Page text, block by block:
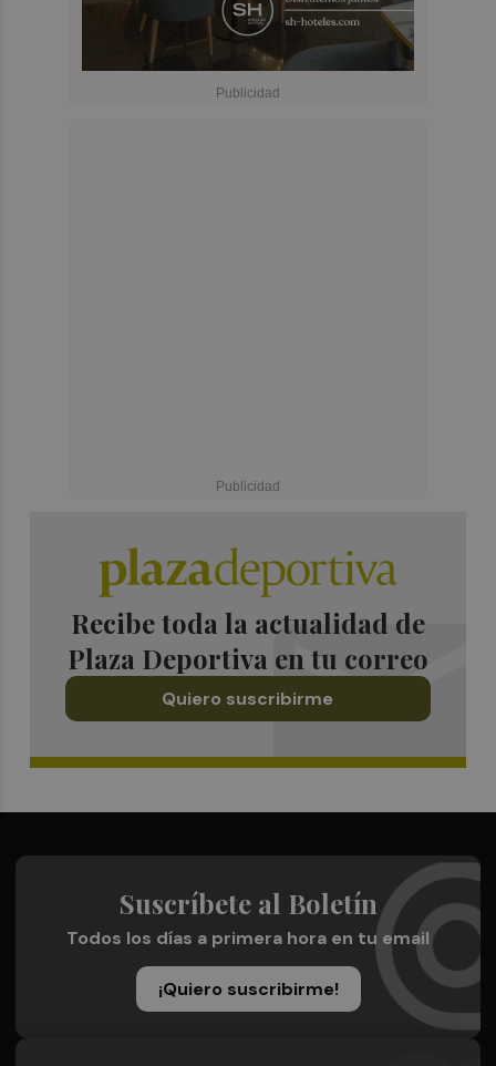
Recibe toda la actualidad de
Plaza Deportiva en tu correo
Quiero suscribirme
Suscríbete al Boletín
Todos los días a primera hora en tu email
¡Quiero suscribirme!